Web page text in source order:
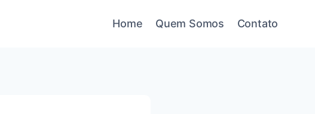
Home Quem Somos Contato